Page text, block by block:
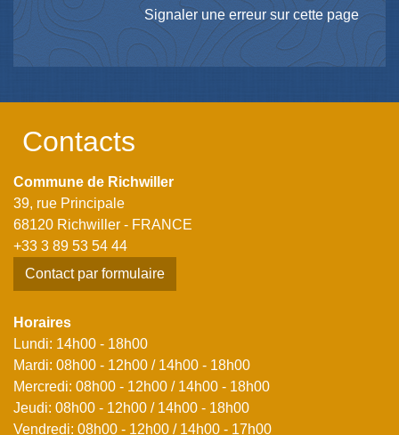
Signaler une erreur sur cette page
Contacts
Commune de Richwiller
39, rue Principale
68120 Richwiller - FRANCE
+33 3 89 53 54 44
Contact par formulaire
Horaires
Lundi: 14h00 - 18h00
Mardi: 08h00 - 12h00 / 14h00 - 18h00
Mercredi: 08h00 - 12h00 / 14h00 - 18h00
Jeudi: 08h00 - 12h00 / 14h00 - 18h00
Vendredi: 08h00 - 12h00 / 14h00 - 17h00